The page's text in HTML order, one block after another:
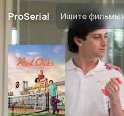
ProSerial ․